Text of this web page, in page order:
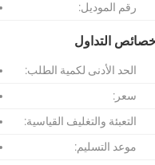
رقم الموديل:
التداول
الحد الأدنى لكمية الطلب:
سعر:
التعبئة والتغليف القياسية:
موعد التسليم: